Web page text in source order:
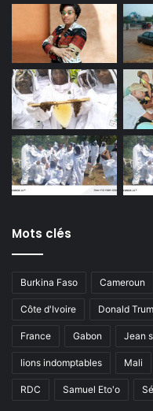
Mots clés
Burkina Faso Cameroun
Côte d'Ivoire Donald
France Gabon Jean
lions indomptables Mali
RDC Samuel Eto'o